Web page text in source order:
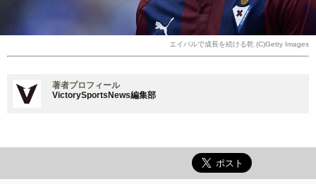
エイバルで成長を続ける乾 (C)Getty Images
著者プロフィール
VictorySportsNews編集部